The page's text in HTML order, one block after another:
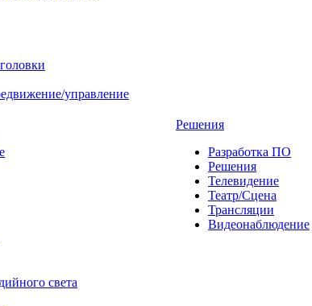
управление
света
Решения
Разработка ПО
Решения
Телевидение
Театр/Сцена
Трансляции
Видеонаблюдение